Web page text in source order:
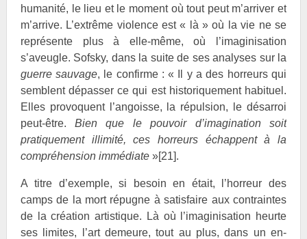
humanité, le lieu et le moment où tout peut m’arriver et
m’arrive. L’extrême violence est « là » où la vie ne se
représente plus à elle-même, où l’imaginisation
s’aveugle. Sofsky, dans la suite de ses analyses sur la
guerre sauvage, le confirme : « Il y a des horreurs qui
semblent dépasser ce qui est historiquement habituel.
Elles provoquent l’angoisse, la répulsion, le désarroi
peut-être. Bien que le pouvoir d’imagination soit
pratiquement illimité, ces horreurs échappent à la
compréhension immédiate»[21].
A titre d’exemple, si besoin en était, l’horreur des
camps de la mort répugne à satisfaire aux contraintes
de la création artistique. Là où l’imaginisation heurte
ses limites, l’art demeure, tout au plus, dans un en-